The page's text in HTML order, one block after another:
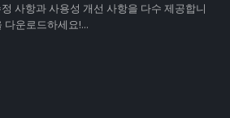
사항과 사용성 개선 사항을 다수 제공합니
운로드하세요!...